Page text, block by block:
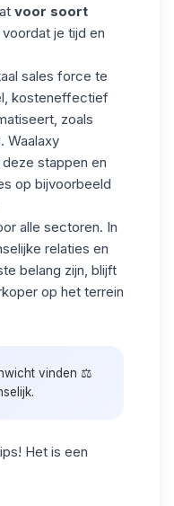
voor soort
je tijd en
sales force te
kosteneffectief
zoals
Waalaxy
stappen en
op bijvoorbeeld
alle sectoren. In
relaties en
belang zijn, blijft
op het terrein
vinden ⚖️
Het is een